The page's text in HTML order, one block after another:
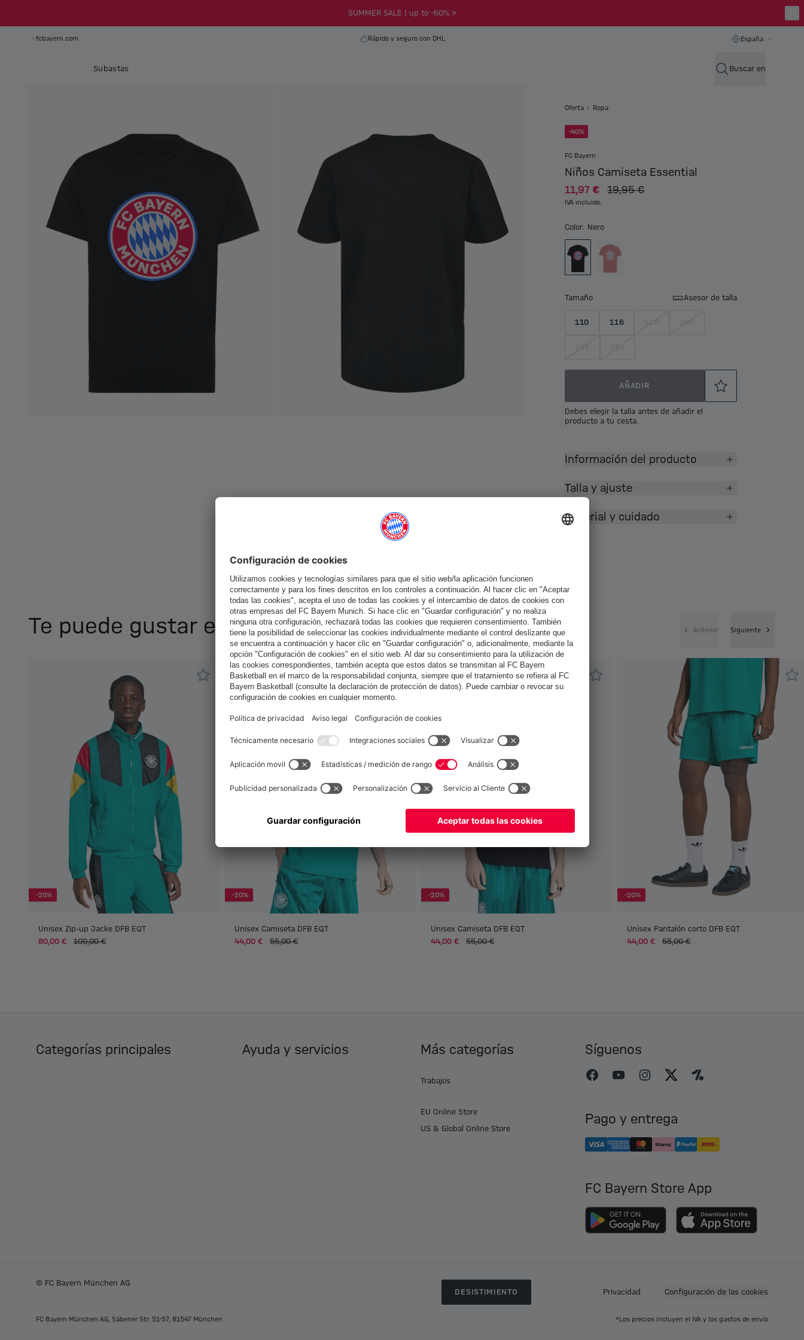
SUMMER SALE | up to -60% >
fcbayern.com Rápido y seguro con DHL España
Subastas Buscar en
Oferta Ropa
-40%
FC Bayern
Niños Camiseta Essential
11,97 € 19,95 €
IVA incluido.
Color: Nero
Tamaño Asesor de talla
110 116
AÑADIR
Debes elegir la talla antes de añadir el
producto a tu cesta.
Información del producto
Talla y ajuste
Material y cuidado
Te puede gustar esto también Anterior Siguiente
-20%
Unisex Zip-up Jacke DFB EQT
80,00 €
100,00 €
-20%
Unisex Camiseta DFB EQT
44,00 €
55,00 €
-20%
Unisex Camiseta DFB EQT
44,00 €
55,00 €
-20%
Unisex Pantalón corto DFB EQT
44,00 €
55,00 €
Categorías principales Ayuda y servicios Más categorías
Trabajos
EU Online Store
US & Global Online Store
Síguenos
Pago y entrega
FC Bayern Store App
© FC Bayern München AG
DESISTIMIENTO
Privacidad Configuración de las cookies
FC Bayern München AG, Säbener Str. 51-57, 81547 München *Los precios incluyen el IVA y los gastos de envío
¿Quieres quedarte en la tiendaEspaña?
Españapara entregar allí!